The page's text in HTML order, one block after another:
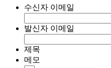
수신자 이메일
발신자 이메일
제목
메모